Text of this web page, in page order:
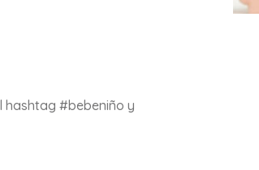
hashtag #bebeniño y